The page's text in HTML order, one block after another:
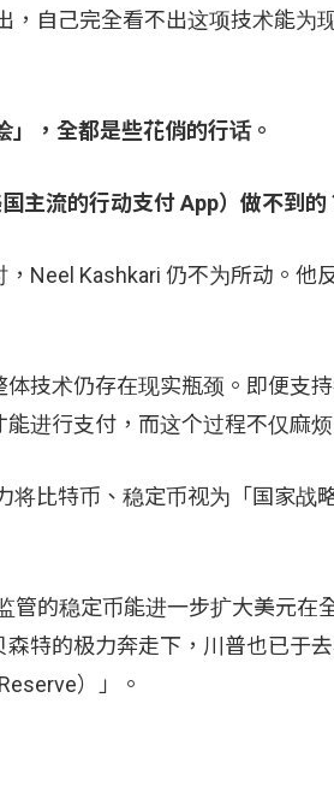
自己完全看不出这项技术能为
，全都是些花俏的行话。
主流的行动支付 App）做不到的
Neel Kashkari 仍不为所动。他
技术仍存在现实瓶颈。即便支
进行支付，而这个过程不仅麻
比特币、稳定币视为「国家战
的稳定币能进一步扩大美元在
特的极力奔走下，川普也已于
）」。